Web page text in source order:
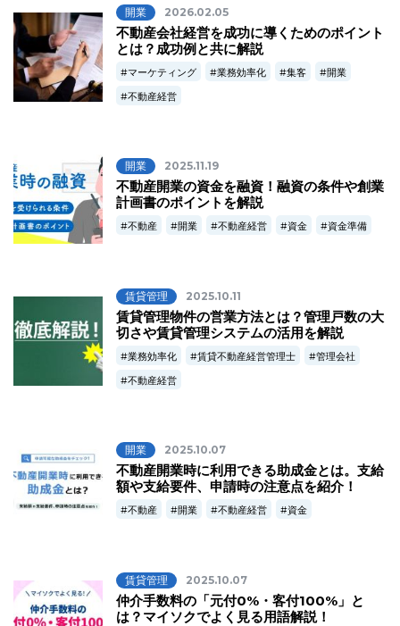
開業 2026.02.05
不動産会社経営を成功に導くためのポイント
とは？成功例と共に解説
マーケティング 業務効率化 集客
開業
不動産経営
開業 2025.11.19
不動産開業の資金を融資！融資の条件や創業
計画書のポイントを解説
不動産 開業 不動産経営 資金 資金準備
賃貸管理 2025.10.11
賃貸管理物件の営業方法とは？管理戸数の大
切さや賃貸管理システムの活用を解説
業務効率化 賃貸不動産経営管理士
管理会社
不動産経営
開業 2025.10.07
不動産開業時に利用できる助成金とは。支給
額や支給要件、申請時の注意点を紹介！
不動産 開業 不動産経営 資金
賃貸管理 2025.10.07
仲介手数料の「元付0%・客付100%」と
は？マイソクでよく見る用語解説！